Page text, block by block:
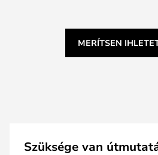
MERÍTSEN
Szüksége van